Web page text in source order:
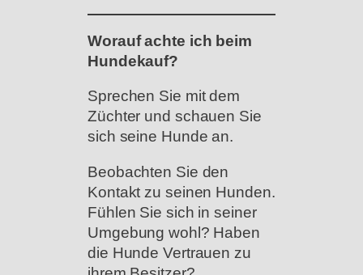
Worauf achte ich beim
Hundekauf?
Sprechen Sie mit dem
Züchter und schauen Sie
sich seine Hunde an.
Beobachten Sie den
Kontakt zu seinen Hunden.
Fühlen Sie sich in seiner
Umgebung wohl? Haben
die Hunde Vertrauen zu